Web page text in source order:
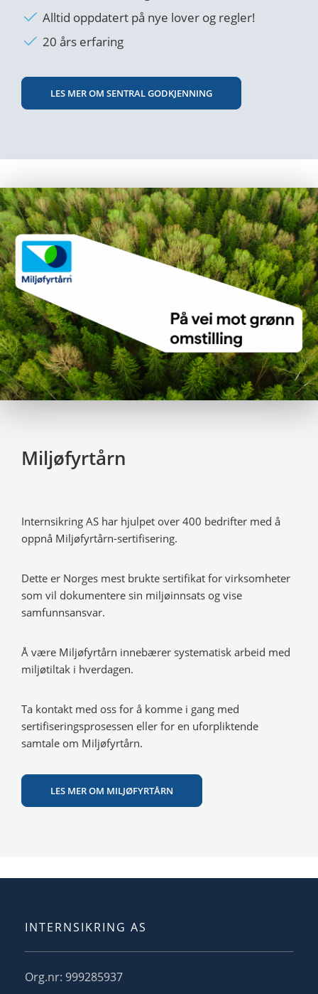
Alltid oppdatert på nye lover og regler!
20 års erfaring
LES MER OM SENTRAL GODKJENNING
Miljøfyrtårn
Internsikring AS har hjulpet over 400 bedrifter med å
oppnå Miljøfyrtårn-sertifisering.
Dette er Norges mest brukte sertifikat for virksomheter
som vil dokumentere sin miljøinnsats og vise
samfunnsansvar.
Å være Miljøfyrtårn innebærer systematisk arbeid med
miljøtiltak i hverdagen.
Ta kontakt med oss for å komme i gang med
sertifiseringsprosessen eller for en uforpliktende
samtale om Miljøfyrtårn.
LES MER OM MILJØFYRTÅRN
INTERNSIKRING AS
Org.nr: 999285937